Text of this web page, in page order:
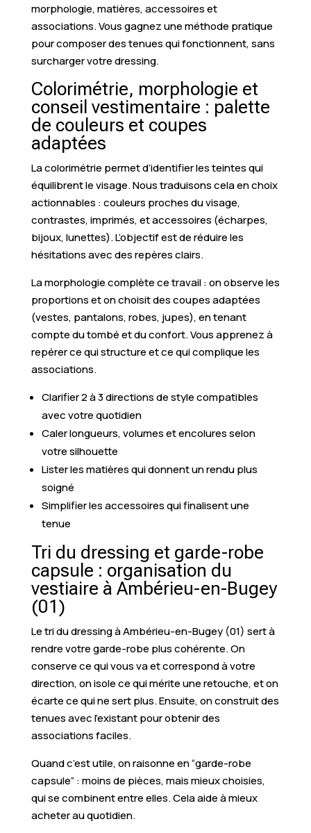
morphologie, matières, accessoires et
associations. Vous gagnez une méthode pratique
pour composer des tenues qui fonctionnent, sans
surcharger votre dressing.
Colorimétrie, morphologie et
conseil vestimentaire : palette
de couleurs et coupes
adaptées
La colorimétrie permet d’identifier les teintes qui
équilibrent le visage. Nous traduisons cela en choix
actionnables : couleurs proches du visage,
contrastes, imprimés, et accessoires (écharpes,
bijoux, lunettes). L’objectif est de réduire les
hésitations avec des repères clairs.
La morphologie complète ce travail : on observe les
proportions et on choisit des coupes adaptées
(vestes, pantalons, robes, jupes), en tenant
compte du tombé et du confort. Vous apprenez à
repérer ce qui structure et ce qui complique les
associations.
Clarifier 2 à 3 directions de style compatibles
avec votre quotidien
Caler longueurs, volumes et encolures selon
votre silhouette
Lister les matières qui donnent un rendu plus
soigné
Simplifier les accessoires qui finalisent une
tenue
Tri du dressing et garde-robe
capsule : organisation du
vestiaire à Ambérieu-en-Bugey
(01)
Le tri du dressing à Ambérieu-en-Bugey (01) sert à
rendre votre garde-robe plus cohérente. On
conserve ce qui vous va et correspond à votre
direction, on isole ce qui mérite une retouche, et on
écarte ce qui ne sert plus. Ensuite, on construit des
tenues avec l’existant pour obtenir des
associations faciles.
Quand c’est utile, on raisonne en “garde-robe
capsule” : moins de pièces, mais mieux choisies,
qui se combinent entre elles. Cela aide à mieux
acheter au quotidien.